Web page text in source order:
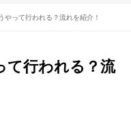
やって行われる？流れを紹介！
て行われる？流